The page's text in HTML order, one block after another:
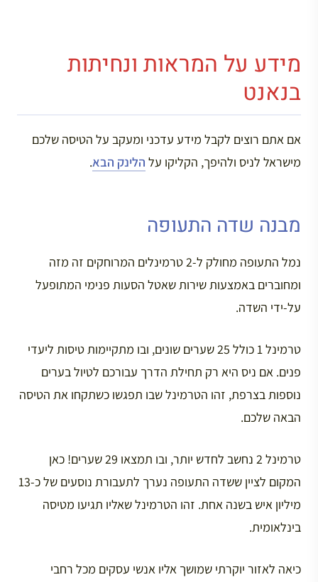
מידע על המראות ונחיתות
בנאנט
אם אתם רוצים לקבל מידע עדכני ומעקב על הטיסה שלכם
מישראל לניס ולהיפך, הקליקו על הלינק הבא.
מבנה שדה התעופה
נמל התעופה מחולק ל-2 טרמינלים המרוחקים זה מזה
ומחוברים באמצעות שירות שאטל הסעות פנימי המתופעל
על-ידי השדה.
טרמינל 1 כולל 25 שערים שונים, ובו מתקיימות טיסות ליעדי
פנים. אם ניס היא רק תחילת הדרך עבורכם לטיול בערים
נוספות בצרפת, זהו הטרמינל שבו תפגשו כשתקחו את הטיסה
הבאה שלכם.
טרמינל 2 נחשב לחדש יותר, ובו תמצאו 29 שערים! כאן
המקום לציין ששדה התעופה נערך לתעבורת נוסעים של כ-13
מיליון איש בשנה אחת. זהו הטרמינל שאליו תגיעו מטיסה
בינלאומית.
כיאה לאזור יוקרתי שמושך אליו אנשי עסקים מכל רחבי